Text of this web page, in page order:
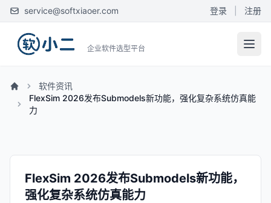
service@softxiaoer.com 登录 注册
企业软件选型平台
软件资讯
FlexSim 2026发布Submodels新功能，强化复杂系统仿真能
力
FlexSim 2026发布Submodels新功能，
强化复杂系统仿真能力